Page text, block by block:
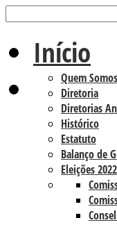
Início
Quem Somos
Diretoria
Diretorias
Histórico
Estatuto
Balanço de
Eleições 2022